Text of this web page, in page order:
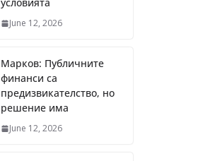
June 12, 2026
Марков: Публичните
финанси са
предизвикателство, но
решение има
June 12, 2026